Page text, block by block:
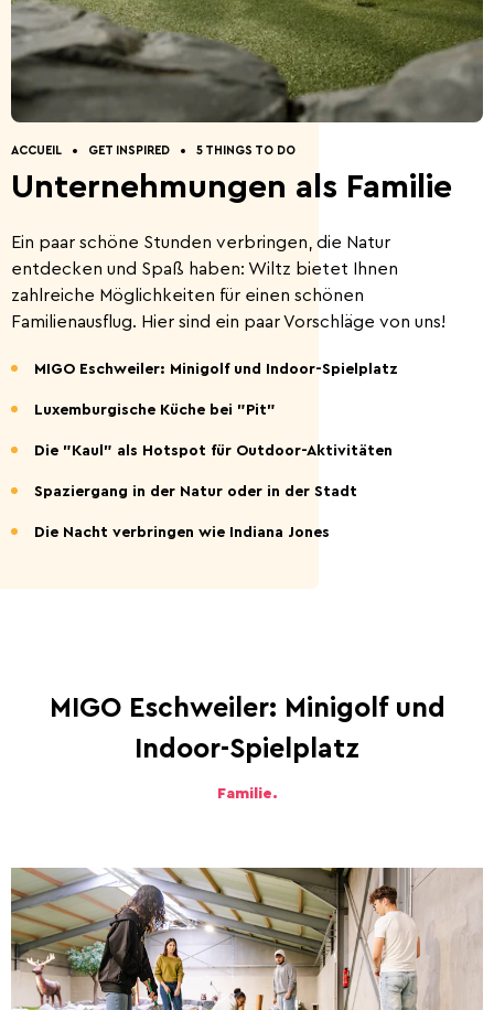
Entdeckung der Natur Geführte Touren
5 Things to do
Sommeraktivitäten
Hauptstadt des Bieres Die Ardennenschlacht
Restaurants. Ferienhäuser.
Anfahrt nach Wiltz. Kontakt.
ACCUEIL GET INSPIRED 5 THINGS TO DO
Unternehmungen als Familie
Ein paar schöne Stunden verbringen, die Natur
entdecken und Spaß haben: Wiltz bietet Ihnen
zahlreiche Möglichkeiten für einen schönen
Familienausflug. Hier sind ein paar Vorschläge von uns!
MIGO Eschweiler: Minigolf und Indoor-Spielplatz
Luxemburgische Küche bei "Pit"
Die "Kaul" als Hotspot für Outdoor-Aktivitäten
Spaziergang in der Natur oder in der Stadt
Die Nacht verbringen wie Indiana Jones
MIGO Eschweiler: Minigolf und
Indoor-Spielplatz
Familie.